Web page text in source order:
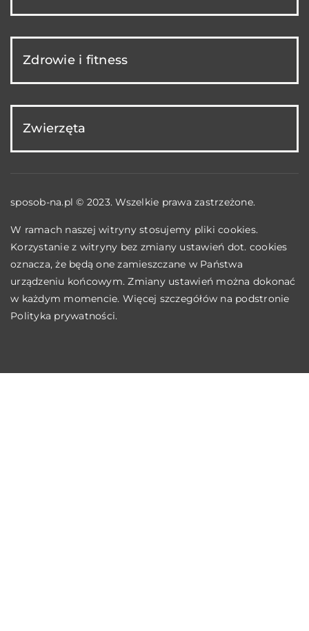
Zdrowie i fitness
Zwierzęta
sposob-na.pl © 2023. Wszelkie prawa zastrzeżone.
W ramach naszej witryny stosujemy pliki cookies.
Korzystanie z witryny bez zmiany ustawień dot. cookies
oznacza, że będą one zamieszczane w Państwa
urządzeniu końcowym. Zmiany ustawień można dokonać
w każdym momencie. Więcej szczegółów na podstronie
Polityka prywatności.